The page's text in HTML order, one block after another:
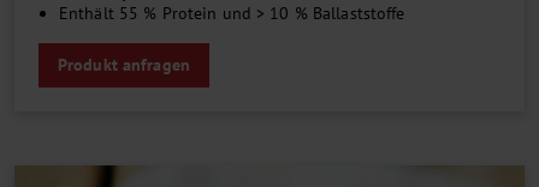
Enthält 55 % Protein und > 10 % Ballaststoffe
Produkt anfragen